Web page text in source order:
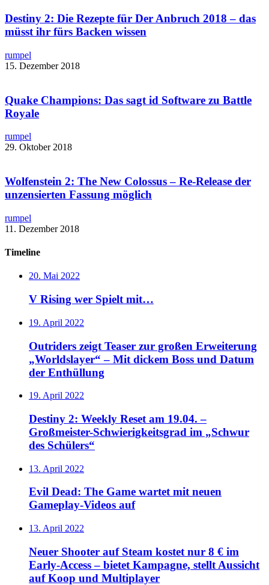
Destiny 2: Die Rezepte für Der Anbruch 2018 – das
müsst ihr fürs Backen wissen
rumpel
15. Dezember 2018
Quake Champions: Das sagt id Software zu Battle
Royale​
rumpel
29. Oktober 2018
Wolfenstein 2: The New Colossus – ​Re-Release der
unzensierten Fassung möglich
rumpel
11. Dezember 2018
Timeline
20. Mai 2022
V Rising wer Spielt mit…
19. April 2022
Outriders zeigt Teaser zur großen Erweiterung
„Worldslayer“ – Mit dickem Boss und Datum
der Enthüllung
19. April 2022
Destiny 2: Weekly Reset am 19.04. –
Großmeister-Schwierigkeitsgrad im „Schwur
des Schülers“
13. April 2022
Evil Dead: The Game wartet mit neuen
Gameplay-Videos auf
13. April 2022
Neuer Shooter auf Steam kostet nur 8 € im
Early-Access – bietet Kampagne, stellt Aussicht
auf Koop und Multiplayer